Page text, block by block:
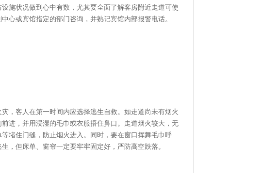
施状况做到心中有数，尤其要全面了解客房附近走道可使
心或宾馆指定的部门咨询，并熟记宾馆内部报警电话。
客人在第一时间内应选择逃生自救。如走道尚未有烟火
进，并用浸湿的毛巾或衣服捂住鼻口。走道烟火较大，无
堵住门缝，防止烟火进入。同时，要在窗口挥舞毛巾呼
，但床单、窗帘一定要牢牢固定好，严防高空跌落。